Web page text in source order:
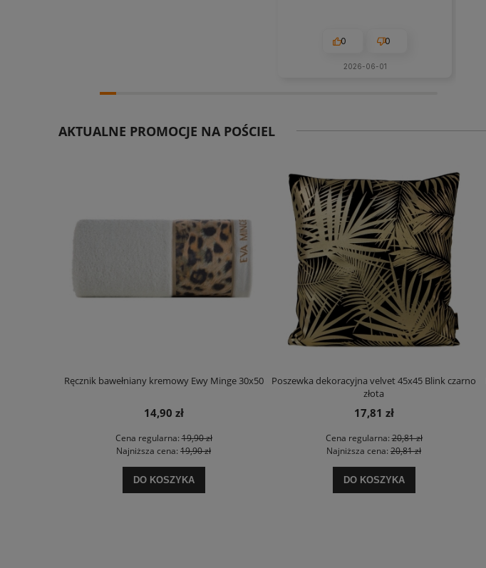
0 0
2026-06-01
AKTUALNE PROMOCJE NA POŚCIEL
Ręcznik bawełniany kremowy Ewy Minge 30x50
14,90 zł
Cena regularna:19,90 zł
Najniższa cena: 19,90 zł
DO KOSZYKA
Poszewka dekoracyjna velvet 45x45 Blink czarno
złota
17,81 zł
Cena regularna:20,81 zł
Najniższa cena: 20,81 zł
DO KOSZYKA